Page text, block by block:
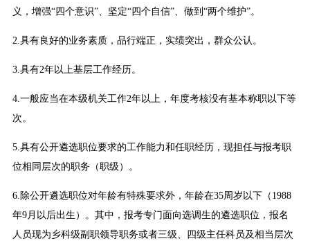
义，增强“四个意识”、坚定“四个自信”、做到“两个维护”。
2.具有良好的业务素质，品行端正，实绩突出，群众公认。
3.具有2年以上基层工作经历。
4.一般应当在本级机关工作2年以上，年度考核没有基本称职以下等
次。
5.具有公开遴选职位要求的工作能力和任职经历，现担任与报考职
位相同层次的职务（职级）。
6.除公开遴选职位对年龄有特殊要求外，年龄在35周岁以下（1988
年9月以后出生）。其中，报考专门面向选调生的遴选职位，报名
人员现为乡科级副职领导职务或者三级、四级主任科员及相当层次